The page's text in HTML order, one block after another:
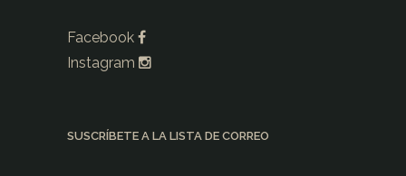
Facebook
Instagram
SUSCRÍBETE A LA LISTA DE CORREO